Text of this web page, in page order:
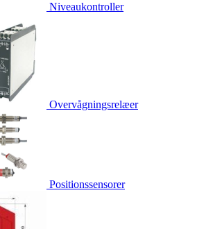
Niveaukontroller
Overvågningsrelæer
Positionssensorer